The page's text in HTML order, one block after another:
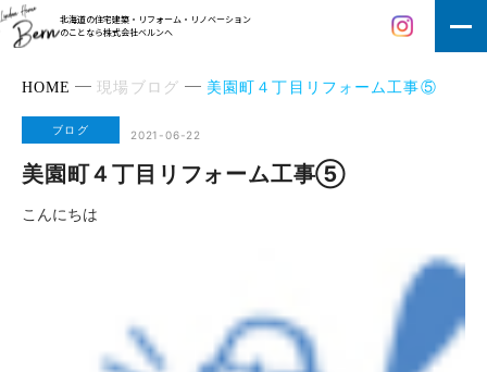
北海道の住宅建築・リフォーム・リノベーション
のことなら株式会社ベルンへ
HOME 現場ブログ 美園町４丁目リフォーム工事⑤
ブログ 2021-06-22
美園町４丁目リフォーム工事⑤
こんにちは